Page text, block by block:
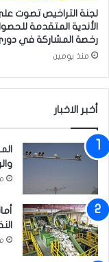
ئ
ة
ا
ل
م
ي
ي
ل
ق
ض
ا
ئ
ح
ي
ط
ة
ن
ق
ي
ا
ع
ش
’
لجنة التراخيص تصوت
الأندية المتقدمة
رخصة المشاركة في
منذ يومين
أخبر الاخبار